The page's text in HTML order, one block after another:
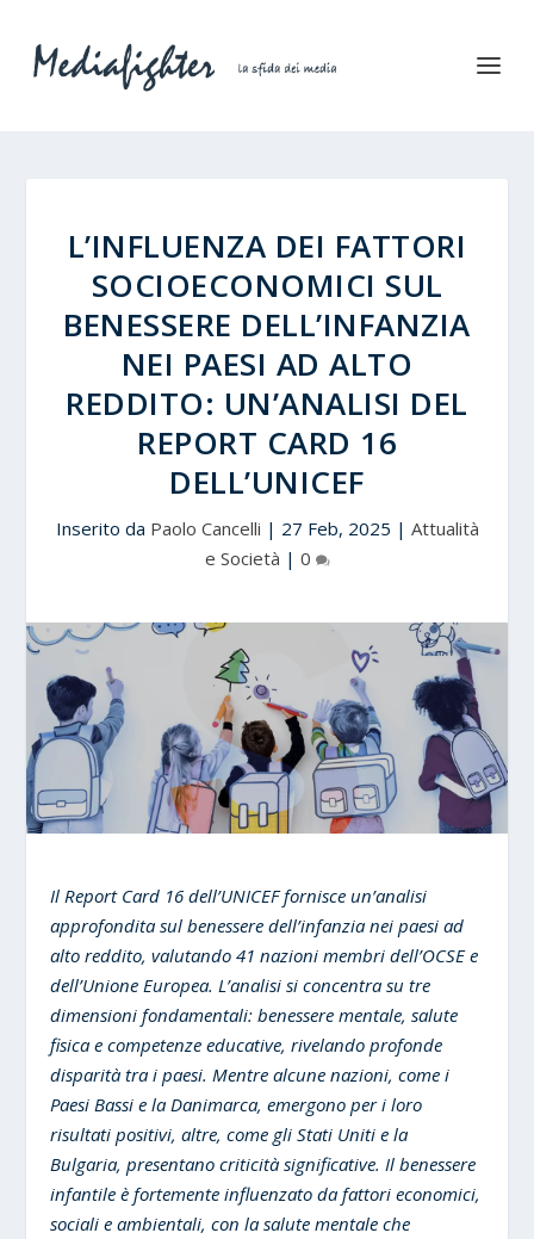
L’INFLUENZA DEI FATTORI
SOCIOECONOMICI SUL
BENESSERE DELL’INFANZIA
NEI PAESI AD ALTO
REDDITO: UN’ANALISI DEL
REPORT CARD 16
DELL’UNICEF
Inserito da Paolo Cancelli | 27 Feb, 2025 | Attualità
e Società | 0
Il Report Card 16 dell’UNICEF fornisce un’analisi
approfondita sul benessere dell’infanzia nei paesi ad
alto reddito, valutando 41 nazioni membri dell’OCSE e
dell’Unione Europea. L’analisi si concentra su tre
dimensioni fondamentali: benessere mentale, salute
fisica e competenze educative, rivelando profonde
disparità tra i paesi. Mentre alcune nazioni, come i
Paesi Bassi e la Danimarca, emergono per i loro
risultati positivi, altre, come gli Stati Uniti e la
Bulgaria, presentano criticità significative. Il benessere
infantile è fortemente influenzato da fattori economici,
sociali e ambientali, con la salute mentale che